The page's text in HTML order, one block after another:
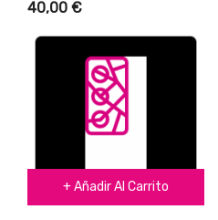
40,00 €
+ Añadir Al Carrito